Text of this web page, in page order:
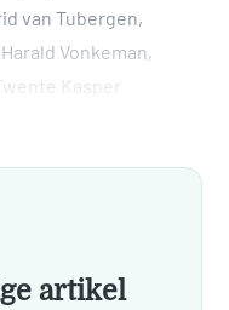
van Tubergen,
Vonkeman,
Kasper
artikel